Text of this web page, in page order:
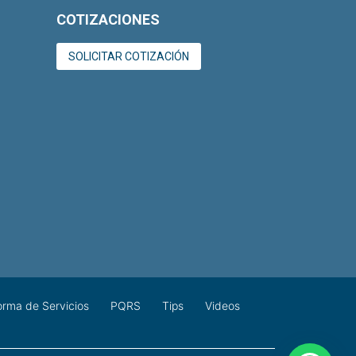
COTIZACIONES
SOLICITAR COTIZACIÓN
de Servicios PQRS Tips Videos